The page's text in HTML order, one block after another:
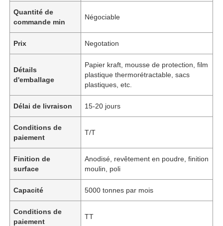
Quantité de
commande min
Négociable
Prix Negotation
Détails
d'emballage
Papier kraft, mousse de protection, film
plastique thermorétractable, sacs
plastiques, etc.
Délai de livraison 15-20 jours
Conditions de
paiement
T/T
Finition de
surface
Anodisé, revêtement en poudre, finition
moulin, poli
Capacité 5000 tonnes par mois
Conditions de
paiement
TT